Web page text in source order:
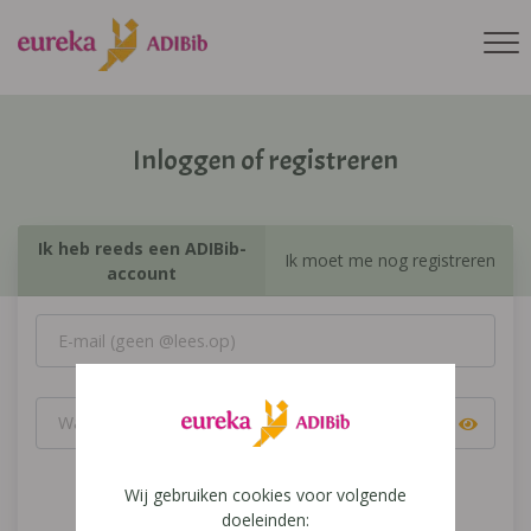
Inloggen of registreren
Ik heb reeds een ADIBib-
account
Ik moet me nog registreren
Inloggen
Wij gebruiken cookies voor volgende
doeleinden: